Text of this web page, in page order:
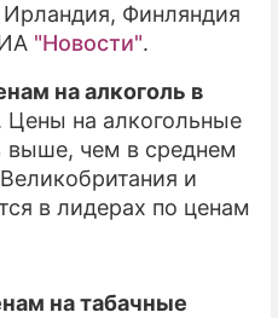
ПРЕСС-РЕЛИЗЫ
Финляндия
"Новости".
на алкоголь в
Цены на алкогольные
выше, чем в среднем
и
в лидерах по ценам
на табачные